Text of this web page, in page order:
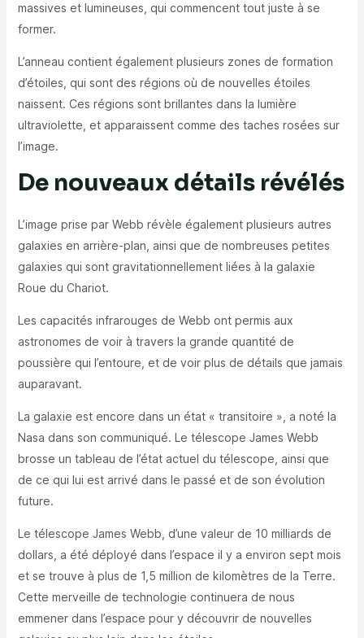
massives et lumineuses, qui commencent tout juste à se
former.
L’anneau contient également plusieurs zones de formation
d’étoiles, qui sont des régions où de nouvelles étoiles
naissent. Ces régions sont brillantes dans la lumière
ultraviolette, et apparaissent comme des taches rosées sur
l’image.
De nouveaux détails révélés
L’image prise par Webb révèle également plusieurs autres
galaxies en arrière-plan, ainsi que de nombreuses petites
galaxies qui sont gravitationnellement liées à la galaxie
Roue du Chariot.
Les capacités infrarouges de Webb ont permis aux
astronomes de voir à travers la grande quantité de
poussière qui l’entoure, et de voir plus de détails que jamais
auparavant.
La galaxie est encore dans un état « transitoire », a noté la
Nasa dans son communiqué. Le télescope James Webb
brosse un tableau de l’état actuel du télescope, ainsi que
de ce qui lui est arrivé dans le passé et de son évolution
future.
Le télescope James Webb, d’une valeur de 10 milliards de
dollars, a été déployé dans l’espace il y a environ sept mois
et se trouve à plus de 1,5 million de kilomètres de la Terre.
Cette merveille de technologie continuera de nous
emmener dans l’espace pour y découvrir de nouvelles